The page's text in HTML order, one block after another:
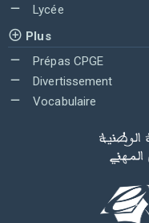
Lycée
Plus
Prépas CPGE
Divertissement
Vocabulaire